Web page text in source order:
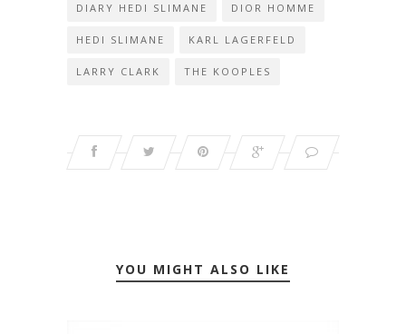
DIARY HEDI SLIMANE DIOR HOMME
HEDI SLIMANE KARL LAGERFELD
LARRY CLARK THE KOOPLES
YOU MIGHT ALSO LIKE